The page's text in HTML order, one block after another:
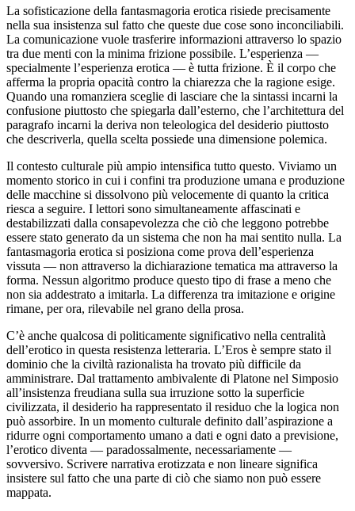
La sofisticazione della fantasmagoria erotica risiede precisamente
nella sua insistenza sul fatto che queste due cose sono inconciliabili.
La comunicazione vuole trasferire informazioni attraverso lo spazio
tra due menti con la minima frizione possibile. L’esperienza —
specialmente l’esperienza erotica — è tutta frizione. È il corpo che
afferma la propria opacità contro la chiarezza che la ragione esige.
Quando una romanziera sceglie di lasciare che la sintassi incarni la
confusione piuttosto che spiegarla dall’esterno, che l’architettura del
paragrafo incarni la deriva non teleologica del desiderio piuttosto
che descriverla, quella scelta possiede una dimensione polemica.
Il contesto culturale più ampio intensifica tutto questo. Viviamo un
momento storico in cui i confini tra produzione umana e produzione
delle macchine si dissolvono più velocemente di quanto la critica
riesca a seguire. I lettori sono simultaneamente affascinati e
destabilizzati dalla consapevolezza che ciò che leggono potrebbe
essere stato generato da un sistema che non ha mai sentito nulla. La
fantasmagoria erotica si posiziona come prova dell’esperienza
vissuta — non attraverso la dichiarazione tematica ma attraverso la
forma. Nessun algoritmo produce questo tipo di frase a meno che
non sia addestrato a imitarla. La differenza tra imitazione e origine
rimane, per ora, rilevabile nel grano della prosa.
C’è anche qualcosa di politicamente significativo nella centralità
dell’erotico in questa resistenza letteraria. L’Eros è sempre stato il
dominio che la civiltà razionalista ha trovato più difficile da
amministrare. Dal trattamento ambivalente di Platone nel Simposio
all’insistenza freudiana sulla sua irruzione sotto la superficie
civilizzata, il desiderio ha rappresentato il residuo che la logica non
può assorbire. In un momento culturale definito dall’aspirazione a
ridurre ogni comportamento umano a dati e ogni dato a previsione,
l’erotico diventa — paradossalmente, necessariamente —
sovversivo. Scrivere narrativa erotizzata e non lineare significa
insistere sul fatto che una parte di ciò che siamo non può essere
mappata.